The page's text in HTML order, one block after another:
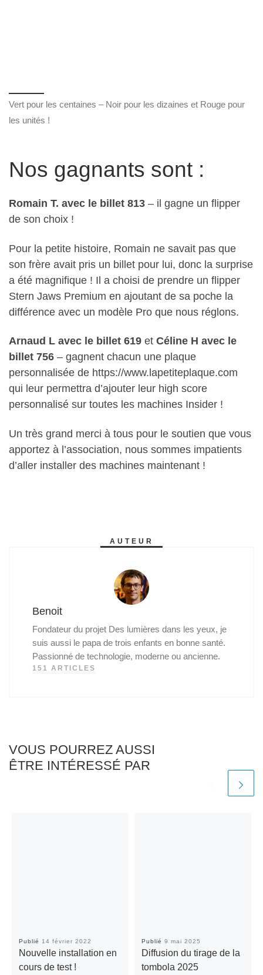
Vert pour les centaines – Noir pour les dizaines et Rouge pour
les unités !
Nos gagnants sont :
Romain T. avec le billet 813 – il gagne un flipper
de son choix !
Pour la petite histoire, Romain ne savait pas que
son frère avait pris un billet pour lui, donc la surprise
a été magnifique ! Il a choisi de prendre un flipper
Stern Jaws Premium en ajoutant de sa poche la
différence avec un modèle Pro que nous réglons.
Arnaud L avec le billet 619 et Céline H avec le
billet 756 – gagnent chacun une plaque
personnalisée de https://www.lapetiteplaque.com
qui leur permettra d’ajouter leur high score
personnalisé sur toutes les machines Insider !
Un très grand merci à tous pour le soutien que vous
apportez à l’association, nous sommes impatients
d’aller installer des machines maintenant !
AUTEUR
Benoit
Fondateur du projet Des lumières dans les yeux, je
suis aussi le papa de trois enfants en bonne santé.
Passionné de technologie, moderne ou ancienne.
151 ARTICLES
VOUS POURREZ AUSSI
ÊTRE INTÉRESSÉ PAR
Publié 14 février 2022
Nouvelle installation en
cours de test !
Publié 9 mai 2025
Diffusion du tirage de la
tombola 2025